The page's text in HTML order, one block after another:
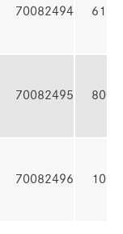
70082494 617
70082495 800
70082496